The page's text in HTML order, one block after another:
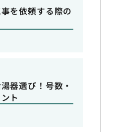
を依頼する際の
器選び！号数・
ト